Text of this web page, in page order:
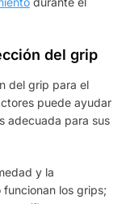
del grip
del grip para el
puede ayudar
adecuada para sus
y la
los grips;